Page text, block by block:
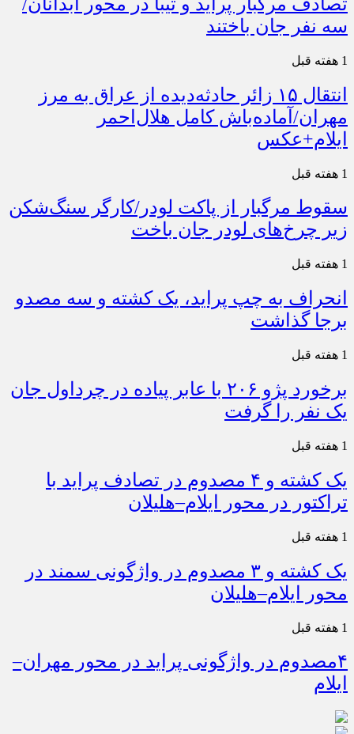
سه نفر جان باختند
1 هفته قبل
انتقال ۱۵ زائر حادثه‌دیده از عراق به مرز
مهران/آماده‌باش کامل هلال‌احمر
ایلام+عکس
1 هفته قبل
سقوط مرگبار از پاکت لودر/کارگر سنگ‌شکن
زیر چرخ‌های لودر جان باخت
1 هفته قبل
انحراف به چپ پراید، یک کشته و سه مصدو
برجا گذاشت
1 هفته قبل
برخورد پژو ۲۰۶ با عابر پیاده در چرداول جان
یک نفر را گرفت
1 هفته قبل
یک کشته و ۴ مصدوم در تصادف پراید با
تراکتور در محور ایلام–هلیلان
1 هفته قبل
یک کشته و ۳ مصدوم در واژگونی سمند در
محور ایلام–هلیلان
1 هفته قبل
۴مصدوم در واژگونی پراید در محور مهران–
ایلام